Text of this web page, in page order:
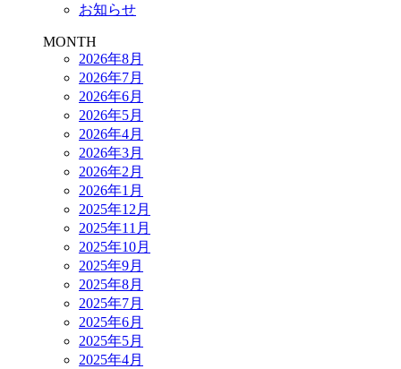
お知らせ
MONTH
2026年8月
2026年7月
2026年6月
2026年5月
2026年4月
2026年3月
2026年2月
2026年1月
2025年12月
2025年11月
2025年10月
2025年9月
2025年8月
2025年7月
2025年6月
2025年5月
2025年4月